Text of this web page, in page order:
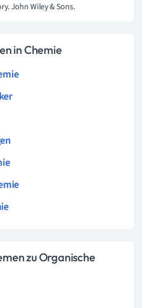
John Wiley & Sons.
in Chemie
zu Organische